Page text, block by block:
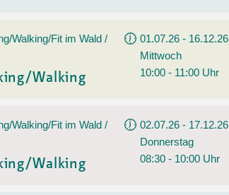
Walking/Fit im Wald /
Walking
01.07.26 - 16.12.26
Mittwoch
10:00 - 11:00 Uhr
Walking/Fit im Wald /
Walking
02.07.26 - 17.12.26
Donnerstag
08:30 - 10:00 Uhr